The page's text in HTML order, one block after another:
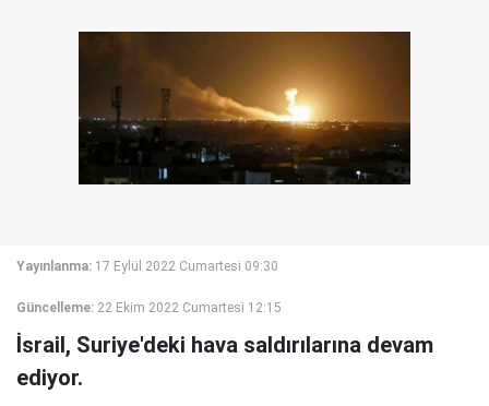
Yayınlanma: 17 Eylül 2022 Cumartesi 09:30
Güncelleme: 22 Ekim 2022 Cumartesi 12:15
İsrail, Suriye'deki hava saldırılarına devam
ediyor.